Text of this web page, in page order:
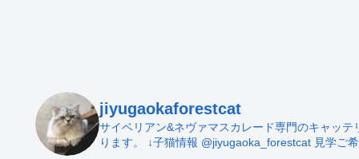
jiyugaokaforestcat
サイベリアン&ネヴァマスカレード専門のキャッテ
ります。
↓子猫情報 @jiyugaoka_forestcat 見学ご